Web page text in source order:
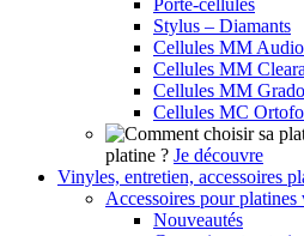
Stylus – Diamants
Cellules MM
Cellules MM
Cellules MM Grado
Cellules MC
platine ? Je découvre
Vinyles, entretien, accessoires
Accessoires pour platines
Nouveautés